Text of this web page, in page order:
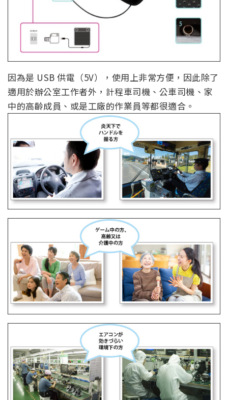
因為是 USB 供電（5V），使用上非常方便，因此除了
適用於辦公室工作者外，計程車司機、公車司機、家
中的高齡成員、或是工廠的作業員等都很適合。